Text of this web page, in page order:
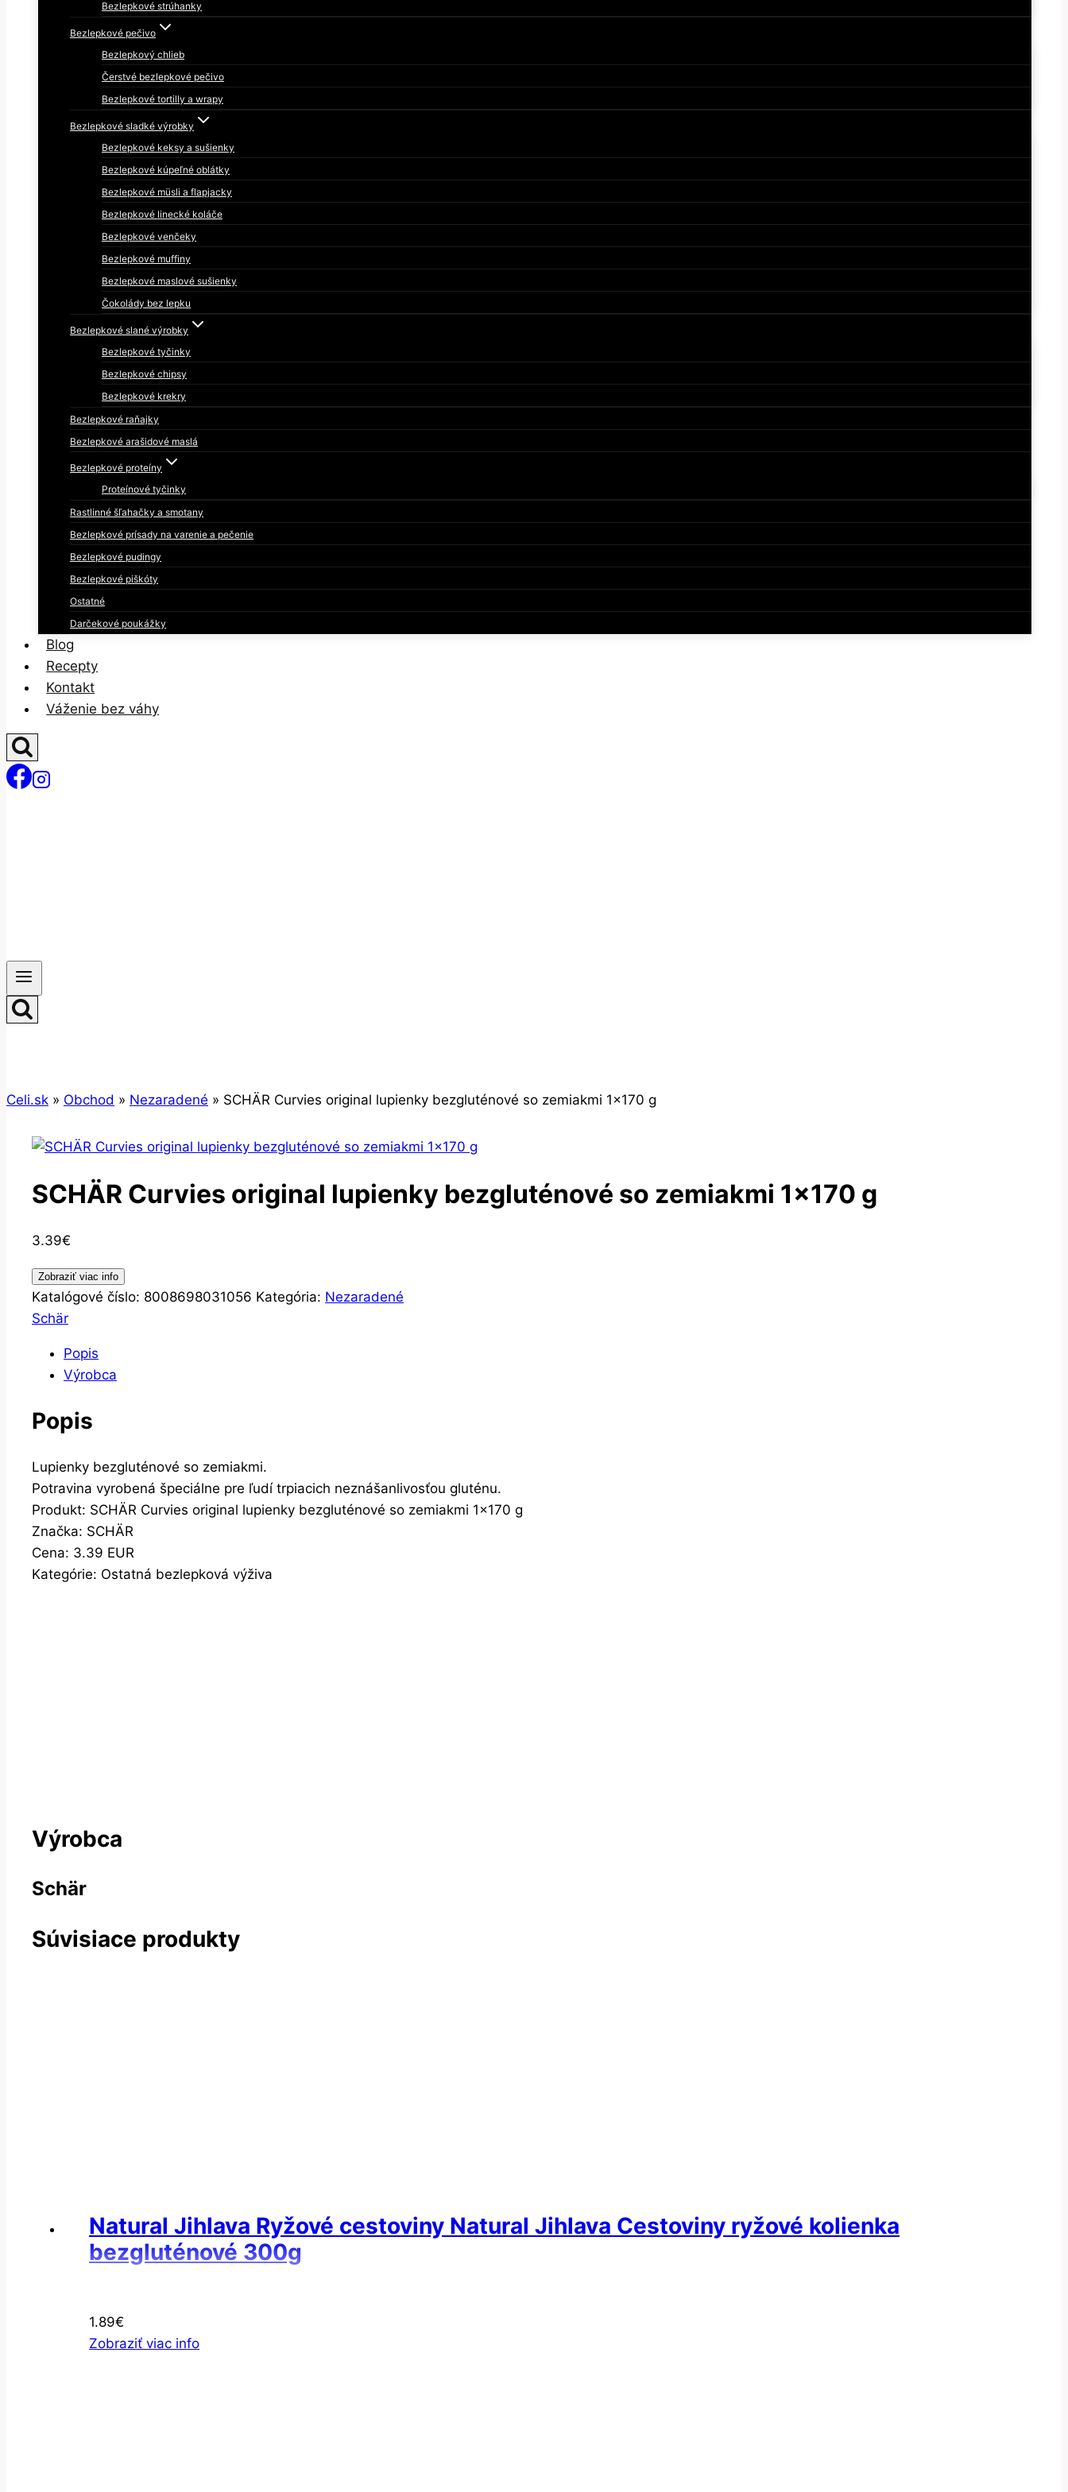
Bezlepkové strúhanky
Bezlepkové pečivo
Bezlepkový chlieb
Čerstvé bezlepkové pečivo
Bezlepkové tortilly a wrapy
Bezlepkové sladké výrobky
Bezlepkové keksy a sušienky
Bezlepkové kúpeľné oblátky
Bezlepkové müsli a flapjacky
Bezlepkové linecké koláče
Bezlepkové venčeky
Bezlepkové muffiny
Bezlepkové maslové sušienky
Čokolády bez lepku
Bezlepkové slané výrobky
Bezlepkové tyčinky
Bezlepkové chipsy
Bezlepkové krekry
Bezlepkové raňajky
Bezlepkové arašidové maslá
Bezlepkové proteíny
Proteínové tyčinky
Rastlinné šľahačky a smotany
Bezlepkové prísady na varenie a pečenie
Bezlepkové pudingy
Bezlepkové piškóty
Ostatné
Darčekové poukážky
Blog
Recepty
Kontakt
Váženie bez váhy
Celi.sk » Obchod » Nezaradené » SCHÄR Curvies original lupienky bezgluténové so zemiakmi 1×170 g
SCHÄR Curvies original lupienky bezgluténové so zemiakmi 1×170 g
3.39€
Zobraziť viac info
Katalógové číslo: 8008698031056 Kategória: Nezaradené
Schär
Popis
Výrobca
Popis
Lupienky bezgluténové so zemiakmi.
Potravina vyrobená špeciálne pre ľudí trpiacich neznášanlivosťou gluténu.
Produkt: SCHÄR Curvies original lupienky bezgluténové so zemiakmi 1×170 g
Značka: SCHÄR
Cena: 3.39 EUR
Kategórie: Ostatná bezlepková výživa
Výrobca
Schär
Súvisiace produkty
Natural Jihlava Ryžové cestoviny Natural Jihlava Cestoviny ryžové kolienka
bezgluténové 300g
1.89€
Zobraziť viac info